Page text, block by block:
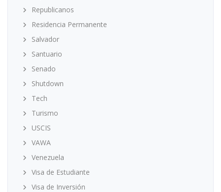
Republicanos
Residencia Permanente
Salvador
Santuario
Senado
Shutdown
Tech
Turismo
USCIS
VAWA
Venezuela
Visa de Estudiante
Visa de Inversión